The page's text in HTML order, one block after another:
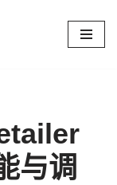
与调